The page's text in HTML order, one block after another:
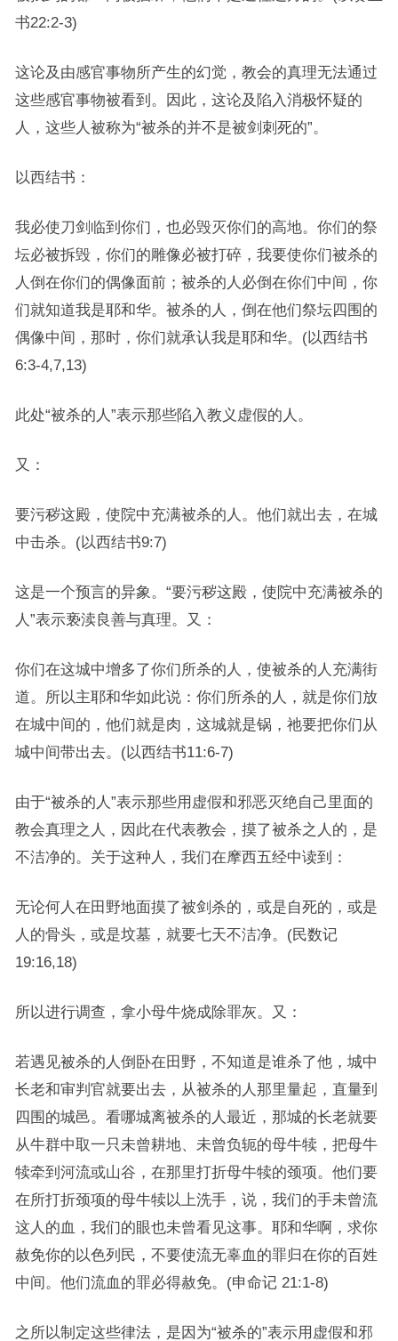
书22:2-3)
这论及由感官事物所产生的幻觉，教会的真理无法通过
这些感官事物被看到。因此，这论及陷入消极怀疑的
人，这些人被称为“被杀的并不是被剑刺死的”。
以西结书：
我必使刀剑临到你们，也必毁灭你们的高地。你们的祭
坛必被拆毁，你们的雕像必被打碎，我要使你们被杀的
人倒在你们的偶像面前；被杀的人必倒在你们中间，你
们就知道我是耶和华。被杀的人，倒在他们祭坛四围的
偶像中间，那时，你们就承认我是耶和华。(以西结书
6:3-4,7,13)
此处“被杀的人”表示那些陷入教义虚假的人。
又：
要污秽这殿，使院中充满被杀的人。他们就出去，在城
中击杀。(以西结书9:7)
这是一个预言的异象。“要污秽这殿，使院中充满被杀的
人”表示亵渎良善与真理。又：
你们在这城中增多了你们所杀的人，使被杀的人充满街
道。所以主耶和华如此说：你们所杀的人，就是你们放
在城中间的，他们就是肉，这城就是锅，祂要把你们从
城中间带出去。(以西结书11:6-7)
由于“被杀的人”表示那些用虚假和邪恶灭绝自己里面的
教会真理之人，因此在代表教会，摸了被杀之人的，是
不洁净的。关于这种人，我们在摩西五经中读到：
无论何人在田野地面摸了被剑杀的，或是自死的，或是
人的骨头，或是坟墓，就要七天不洁净。(民数记
19:16,18)
所以进行调查，拿小母牛烧成除罪灰。又：
若遇见被杀的人倒卧在田野，不知道是谁杀了他，城中
长老和审判官就要出去，从被杀的人那里量起，直量到
四围的城邑。看哪城离被杀的人最近，那城的长老就要
从牛群中取一只未曾耕地、未曾负轭的母牛犊，把母牛
犊牵到河流或山谷，在那里打折母牛犊的颈项。他们要
在所打折颈项的母牛犊以上洗手，说，我们的手未曾流
这人的血，我们的眼也未曾看见这事。耶和华啊，求你
赦免你的以色列民，不要使流无辜血的罪归在你的百姓
中间。他们流血的罪必得赦免。(申命记 21:1-8)
之所以制定这些律法，是因为“被杀的”表示用虚假和邪